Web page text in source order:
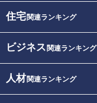
住宅関連ランキング
ビジネス 関連ランキング
人材関連ランキング